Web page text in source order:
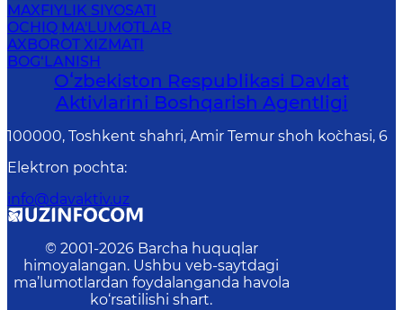
MAXFIYLIK SIYOSATI
OCHIQ MA'LUMOTLAR
AXBOROT XIZMATI
BOG‘LANISH
Oʻzbekiston Respublikasi Davlat
Aktivlarini Boshqarish Agentligi
100000, Toshkent shahri, Amir Temur shoh ko`chasi, 6
Elektron pochta:
info@davaktiv.uz
© 2001-2026 Barcha huquqlar
himoyalangan. Ushbu veb-saytdagi
ma’lumotlardan foydalanganda havola
ko‘rsatilishi shart.